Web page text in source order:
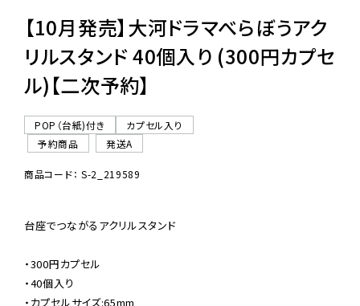
ご利用ガイド
06-6282-7659
【10月発売】大河ドラマべらぼうアク
リルスタンド 40個入り (300円カプセ
ル)【二次予約】
POP（台紙)付き
カプセル入り
予約商品
発送A
商品コード： S-2_219589
台座でつながるアクリルスタンド
・300円カプセル
・40個入り
・カプセルサイズ:65mm